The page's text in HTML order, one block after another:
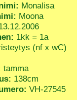
Monalisa
Moona
1kk = 1a
(nf x wC)
tamma
138cm
VH-27545